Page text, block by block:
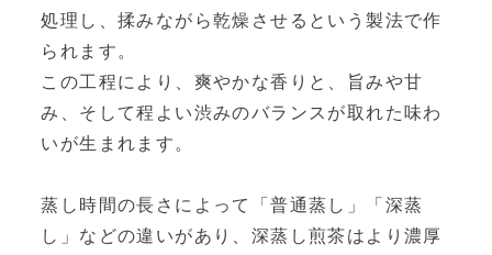
処理し、揉みながら乾燥させるという製法で作
られます。
この工程により、爽やかな香りと、旨みや甘
み、そして程よい渋みのバランスが取れた味わ
いが生まれます。
蒸し時間の長さによって「普通蒸し」「深蒸
し」などの違いがあり、深蒸し煎茶はより濃厚